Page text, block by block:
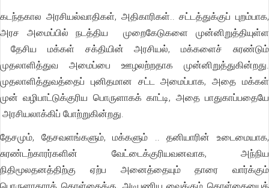
கடந்தகால அரசியல்வாதிகள், அதிகாரிகள்.. சட்டத்துக்குப் புறம்பாக,
அரச அமைப்பில் நடத்திய முறைகேடுகளை முன்னிறுத்தியுள்ள
தேசிய மக்கள் சக்தியின் அரசியல், மக்களைச் சுரண்டும்
முதலாளித்துவ அமைப்பை ஊழலற்றதாக முன்னிறுத்துகின்றது.
முதலாளித்துவத்தைப் புனிதமான சட்ட அமைப்பாக, அதை மக்கள்
முன் வழிபாட்டுக்குரிய பொருளாகக் காட்டி, அதை பாதுகாப்பதையே
அரசியலாக்கிப் போற்றுகின்றது.
தேசமும், தேசவளங்களும், மக்களும் .. தனியாரின் உடைமையாக,
சுரண்டற்காரர்களின் வேட்டைக்குரியவனவாக, அந்நிய
நிதிமூலதனத்திற்கு ஏற்ப அனைத்தையும் தாரை வார்க்கும்